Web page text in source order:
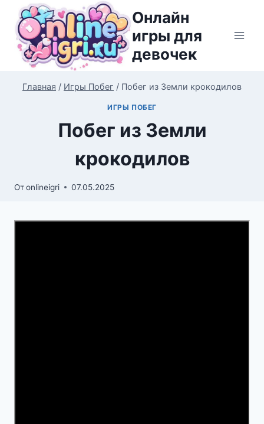
Перейти
содержимому
Онлайн
игры для
девочек
Главная / Игры Побег / Побег из Земли крокодилов
ИГРЫ ПОБЕГ
Побег из Земли
крокодилов
Отonlineigri 07.05.2025